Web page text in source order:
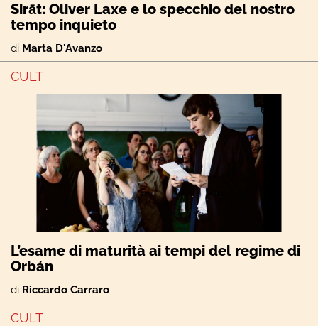
Sirāt: Oliver Laxe e lo specchio del nostro
tempo inquieto
di Marta D'Avanzo
CULT
L’esame di maturità ai tempi del regime di
Orbán
di Riccardo Carraro
CULT